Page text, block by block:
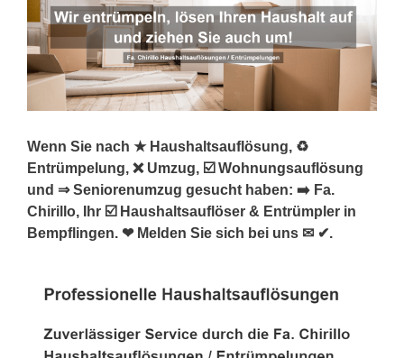
Wenn Sie nach ★ Haushaltsauflösung, ♻
Entrümpelung, ❌ Umzug, ☑️ Wohnungsauflösung
und ⇒ Seniorenumzug gesucht haben: ➡️ Fa.
Chirillo, Ihr ☑️ Haushaltsauflöser & Entrümpler in
Bempflingen. ❤ Melden Sie sich bei uns ✉ ✔.